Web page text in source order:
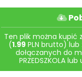
Ten plik można kupić
(1.99PLN brutto)
dołączanych do
PRZEDSZKOLA